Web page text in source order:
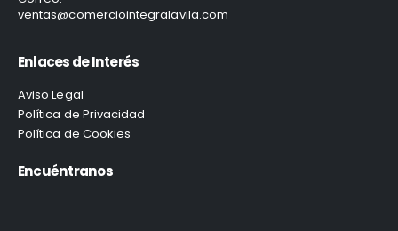
ventas@comerciointegralavila.com
Enlaces de Interés
Aviso Legal
Política de Privacidad
Política de Cookies
Encuéntranos